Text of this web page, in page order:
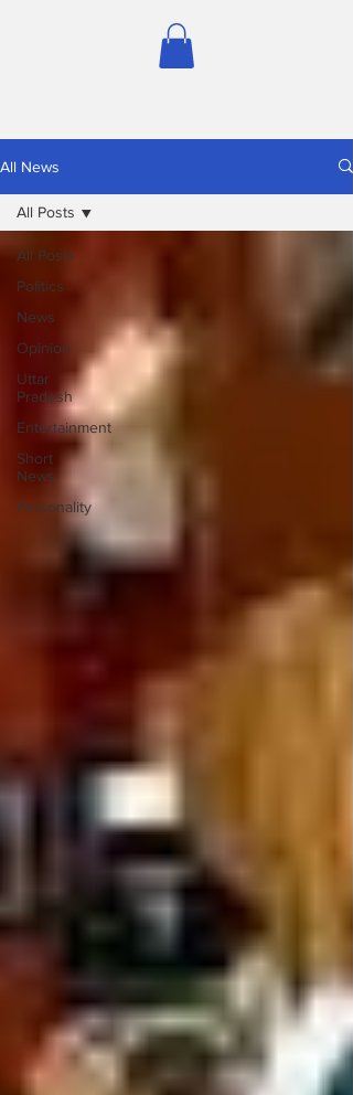
All News
All Posts
Politics
News
Opinion
Uttar
Pradesh
Entertainment
Short
News
Personality
All Posts